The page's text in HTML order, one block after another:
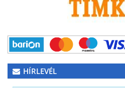
HÍRLEVÉL